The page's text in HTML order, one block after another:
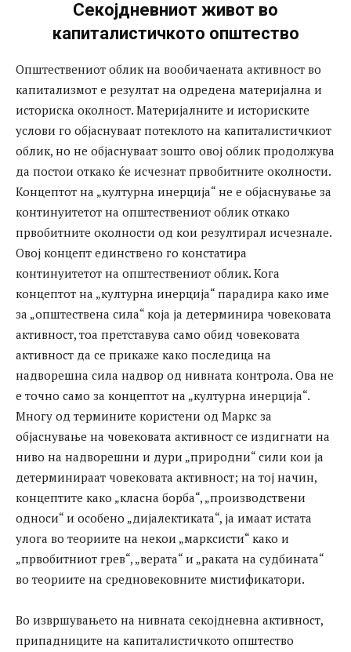
Секојдневниот живот во
капиталистичкото општество
Општествениот облик на вообичаената активност во
капитализмот е резултат на одредена материјална и
историска околност. Материјалните и историските
услови го објаснуваат потеклото на капиталистичкиот
облик, но не објаснуваат зошто овој облик продолжува
да постои откако ќе исчезнат првобитните околности.
Концептот на „културна инерција“ не е објаснување за
континуитетот на општествениот облик откако
првобитните околности од кои резултирал исчезнале.
Овој концепт единствено го констатира
континуитетот на општествениот облик. Кога
концептот на „културна инерција“ парадира како име
за „општествена сила“ која ја детерминира човековата
активност, тоа претставува само обид човековата
активност да се прикаже како последица на
надворешна сила надвор од нивната контрола. Ова не
е точно само за концептот на „културна инерција“.
Многу од термините користени од Маркс за
објаснување на човековата активност се издигнати на
ниво на надворешни и дури „природни“ сили кои ја
детерминираат човековата активност; на тој начин,
концептите како „класна борба“, „производствени
односи“ и особено „дијалектиката“, ја имаат истата
улога во теориите на некои „марксисти“ како и
„првобитниот грев“, „верата“ и „раката на судбината“
во теориите на средновековните мистификатори.
Во извршувањето на нивната секојдневна активност,
припадниците на капиталистичкото општество